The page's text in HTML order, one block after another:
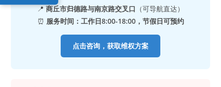
📍商丘市归德路与南京路交叉口 （可导航直达）
⏰ 服务时间：工作日8:00-18:00，节假日可预约
点击咨询，获取维权方案